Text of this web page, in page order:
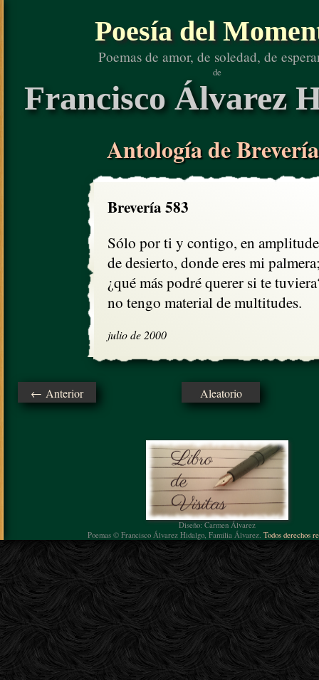
Poesía del
Poemas de amor, de soledad, de
de
Francisco Álvarez
Antología de
Brevería 583
Sólo por ti y contigo, en
de desierto, donde eres mi
¿qué más podré querer si te
no tengo material de multitudes.
julio de 2000
← Anterior Aleatorio
Diseño: Carmen Álvarez
Poemas © Francisco Álvarez Hidalgo, Familia Álvarez. Todos derechos